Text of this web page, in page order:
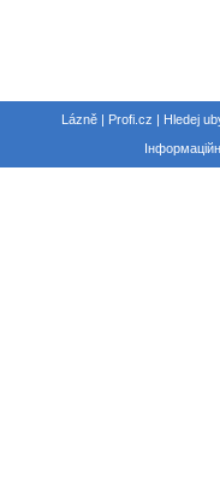
Lázně | Profi.cz | Hledej